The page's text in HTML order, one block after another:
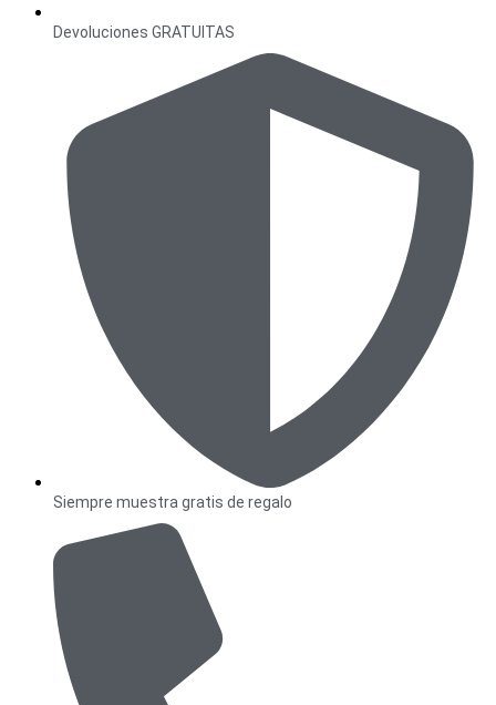
Devoluciones GRATUITAS
Siempre muestra gratis de regalo